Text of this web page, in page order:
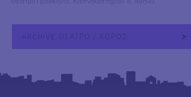
ARCHIVE ΘΕΑΤΡΟ / ΧΟΡΟΣ